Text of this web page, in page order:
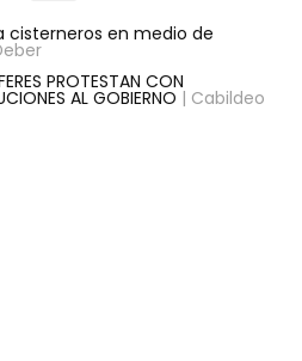
cisterneros en medio de
PROTESTAN CON
AL GOBIERNO | Cabildeo